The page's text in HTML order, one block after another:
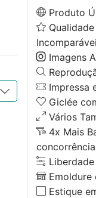
Produto
Qualidade
Imagens
Impressa
Giclée
Vários
4x Mais
Emoldure
Estique